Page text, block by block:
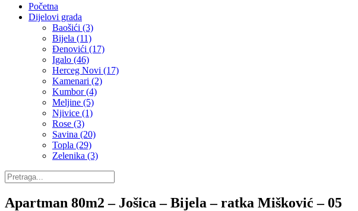
Početna
Dijelovi grada
Baošići (3)
Bijela (11)
Đenovići (17)
Igalo (46)
Herceg Novi (17)
Kamenari (2)
Kumbor (4)
Meljine (5)
Njivice (1)
Rose (3)
Savina (20)
Topla (29)
Zelenika (3)
Apartman 80m2 – Jošica – Bijela – ratka Mišković – 05